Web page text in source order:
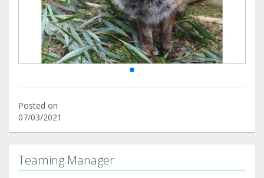
Posted on
07/03/2021
Teaming Manager